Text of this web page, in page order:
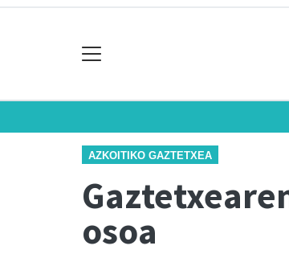
AZKOITIKO GAZTETXEA
osoa